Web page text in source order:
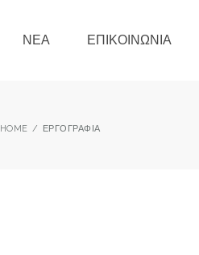
ΝΈΑ ΕΠΙΚΟΙΝΩΝΊΑ
HOME ΕΡΓΟΓΡΑΦΊΑ